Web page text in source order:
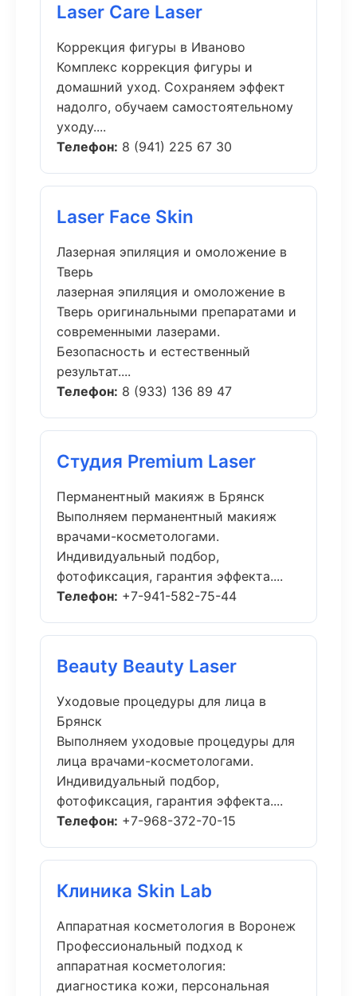
Laser Care Laser
Коррекция фигуры в Иваново
Комплекс коррекция фигуры и
домашний уход. Сохраняем эффект
надолго, обучаем самостоятельному
уходу....
Телефон: 8 (941) 225 67 30
Laser Face Skin
Лазерная эпиляция и омоложение в
Тверь
лазерная эпиляция и омоложение в
Тверь оригинальными препаратами и
современными лазерами.
Безопасность и естественный
результат....
Телефон: 8 (933) 136 89 47
Студия Premium Laser
Перманентный макияж в Брянск
Выполняем перманентный макияж
врачами-косметологами.
Индивидуальный подбор,
фотофиксация, гарантия эффекта....
Телефон: +7-941-582-75-44
Beauty Beauty Laser
Уходовые процедуры для лица в
Брянск
Выполняем уходовые процедуры для
лица врачами-косметологами.
Индивидуальный подбор,
фотофиксация, гарантия эффекта....
Телефон: +7-968-372-70-15
Клиника Skin Lab
Аппаратная косметология в Воронеж
Профессиональный подход к
аппаратная косметология:
диагностика кожи, персональная